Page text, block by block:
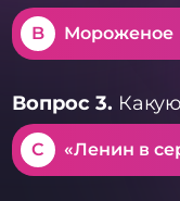
B Мороженое
Вопрос 3.
C «Ленин в